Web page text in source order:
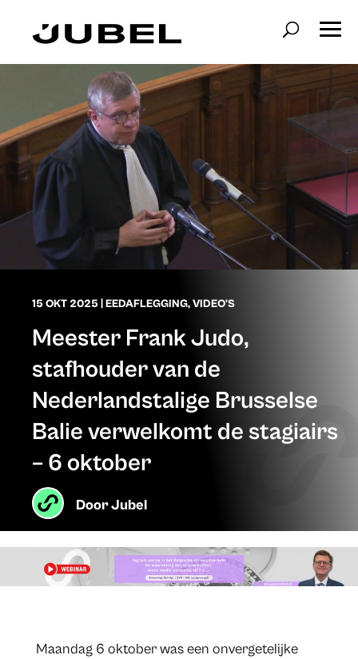
15 OKT 2025 EEDAFLEGGING,VIDEO'S
Meester Frank Judo,
stafhouder van de
Nederlandstalige Brusselse
Balie verwelkomt de stagiairs
– 6 oktober
DoorJubel
Maandag 6 oktober was een onvergetelijke